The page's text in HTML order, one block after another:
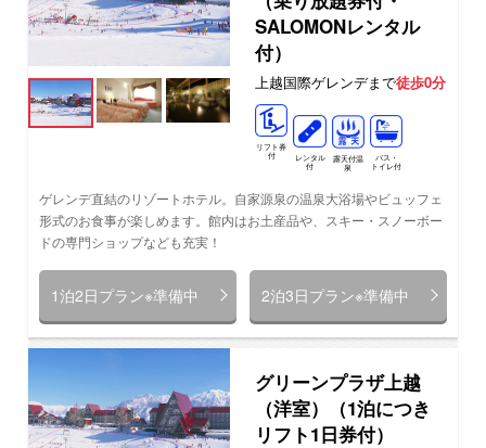
SALOMONレンタル
付）
上越国際ゲレンデまで徒歩0分
リフト券
付
レンタル
付
露天付温
泉
バス・
トイレ付
ゲレンデ直結のリゾートホテル。自家源泉の温泉大浴場やビュッフェ
形式のお食事が楽しめます。館内はお土産品や、スキー・スノーボー
ドの専門ショップなども充実！
1泊2日プラン※準備中 2泊3日プラン※準備中
グリーンプラザ上越
（洋室）（1泊につき
リフト1日券付）